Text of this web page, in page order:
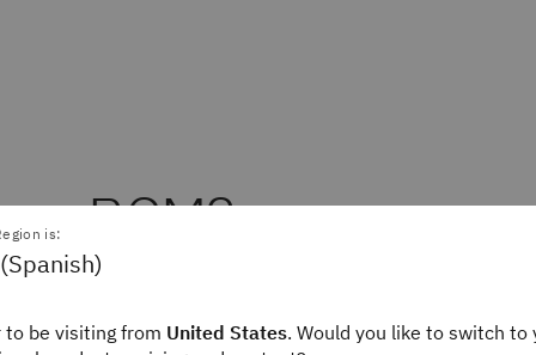
RCM?
centrado en la fiabilidad (RCM) es un
identifican los activos físicos, como
is:
to be visiting from United States. Would you like to switch to